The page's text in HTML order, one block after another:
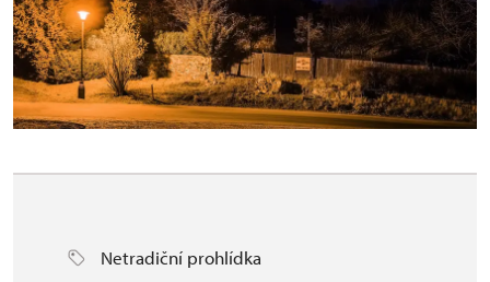
Netradiční prohlídka